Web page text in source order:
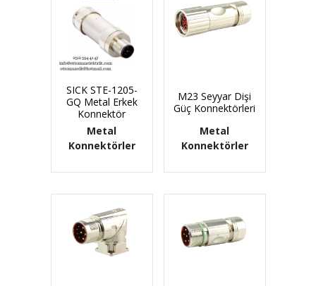
SICK STE-1205-
GQ Metal Erkek
Konnektör
Metal
Konnektörler
M23 Seyyar Dişi
Güç Konnektörleri
Metal
Konnektörler